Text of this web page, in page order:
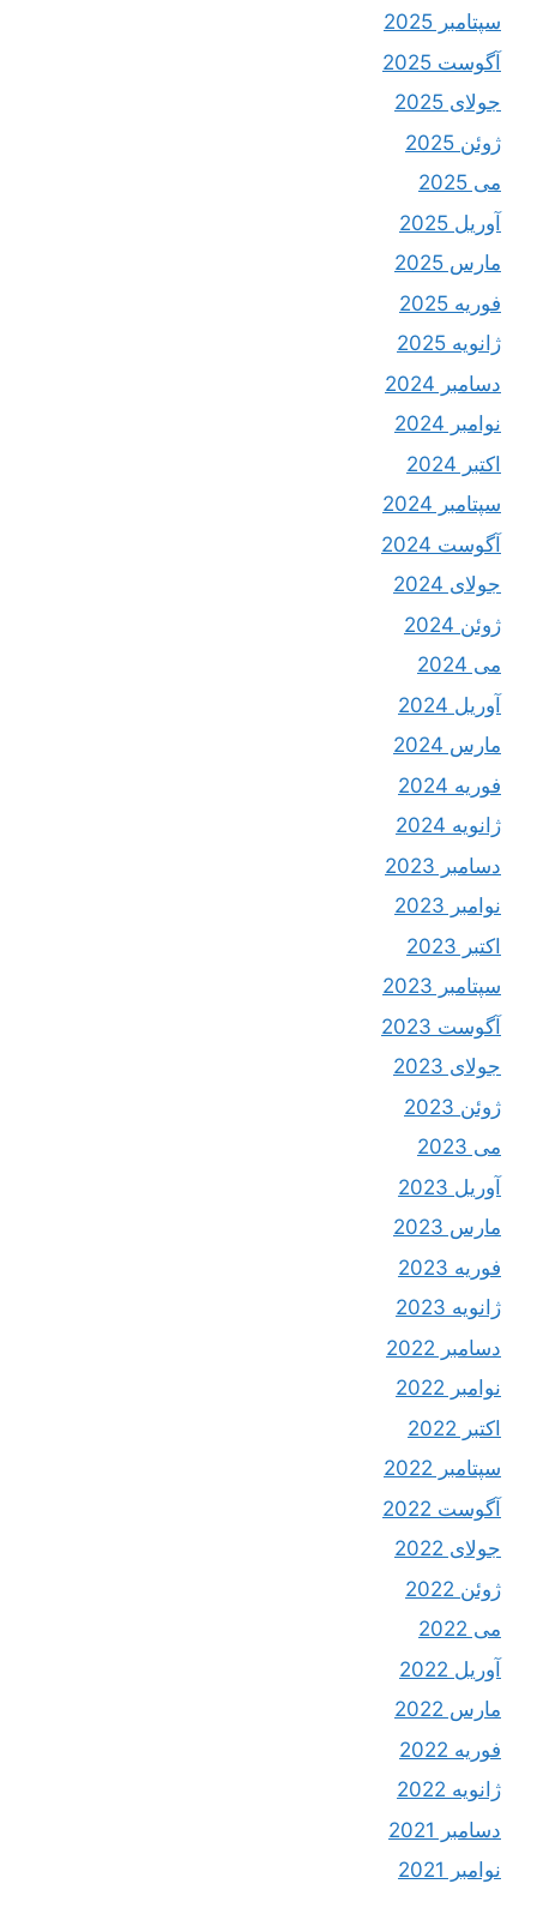
سپتامبر 2025
آگوست 2025
جولای 2025
ژوئن 2025
می 2025
آوریل 2025
مارس 2025
فوریه 2025
ژانویه 2025
دسامبر 2024
نوامبر 2024
اکتبر 2024
سپتامبر 2024
آگوست 2024
جولای 2024
ژوئن 2024
می 2024
آوریل 2024
مارس 2024
فوریه 2024
ژانویه 2024
دسامبر 2023
نوامبر 2023
اکتبر 2023
سپتامبر 2023
آگوست 2023
جولای 2023
ژوئن 2023
می 2023
آوریل 2023
مارس 2023
فوریه 2023
ژانویه 2023
دسامبر 2022
نوامبر 2022
اکتبر 2022
سپتامبر 2022
آگوست 2022
جولای 2022
ژوئن 2022
می 2022
آوریل 2022
مارس 2022
فوریه 2022
ژانویه 2022
دسامبر 2021
نوامبر 2021